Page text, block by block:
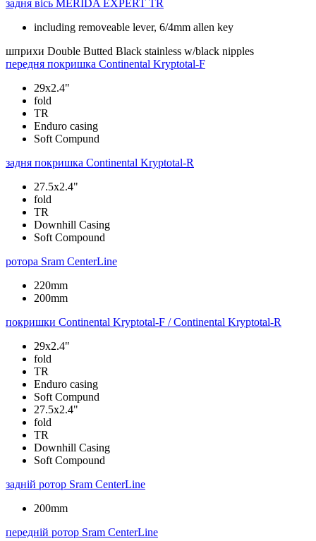
задня вісь MERIDA EXPERT TR
including removeable lever, 6/4mm allen key
шприхи Double Butted Black stainless w/black nipples
передня покришка Continental Kryptotal-F
29x2.4"
fold
TR
Enduro casing
Soft Compund
задня покришка Continental Kryptotal-R
27.5x2.4"
fold
TR
Downhill Casing
Soft Compound
ротора Sram CenterLine
220mm
200mm
покришки Continental Kryptotal-F / Continental Kryptotal-R
29x2.4"
fold
TR
Enduro casing
Soft Compund
27.5x2.4"
fold
TR
Downhill Casing
Soft Compound
задній ротор Sram CenterLine
200mm
передній ротор Sram CenterLine